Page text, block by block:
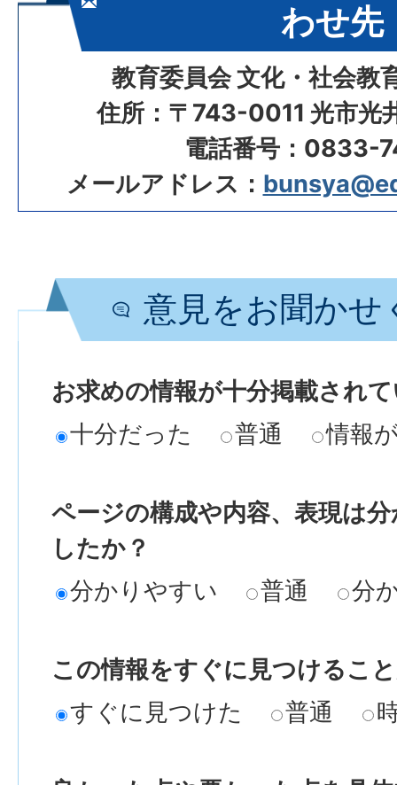
わせ先
教育委員会 文化・社会教
住所：〒743-0011 光市光
電話番号：0833-
メールアドレス：
意見をお聞かせ
お求めの情報が十分掲載され
十分だった
普通 情報
ページの構成や内容、表現は
したか？
分かりやすい
普通 分
この情報をすぐに見つけるこ
すぐに見つけた
普通